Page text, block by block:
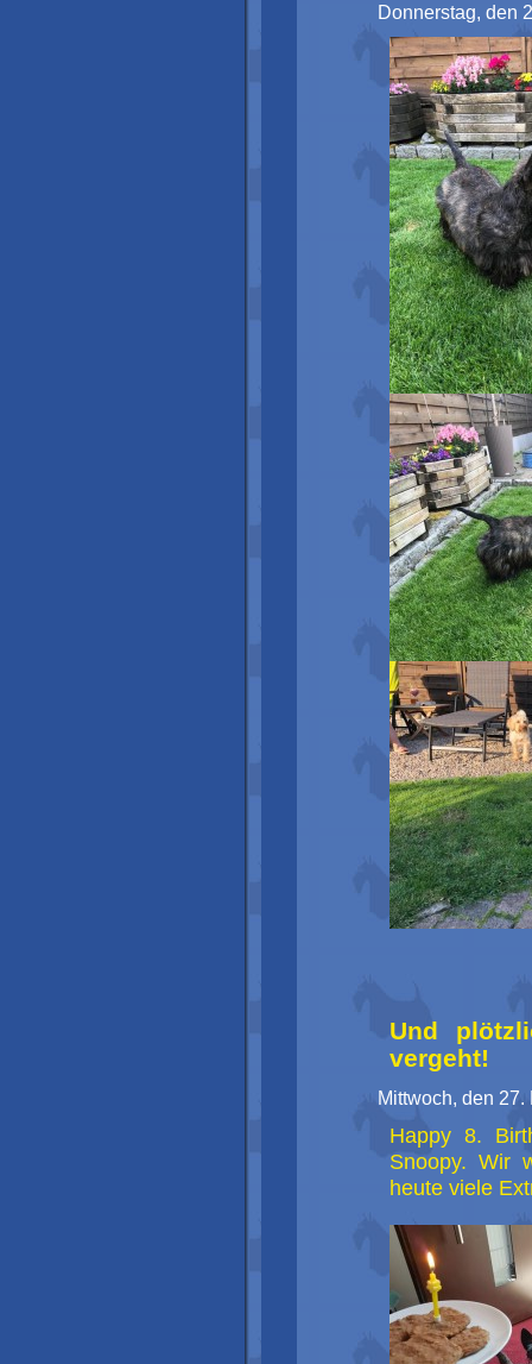
Donnerstag, den
Und
vergeht!
Mittwoch, den 27.
Happy 8.
Snoopy. Wir
heute viele